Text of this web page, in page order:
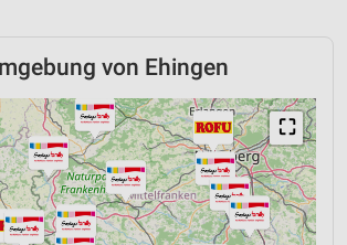
von Ehingen
⛶